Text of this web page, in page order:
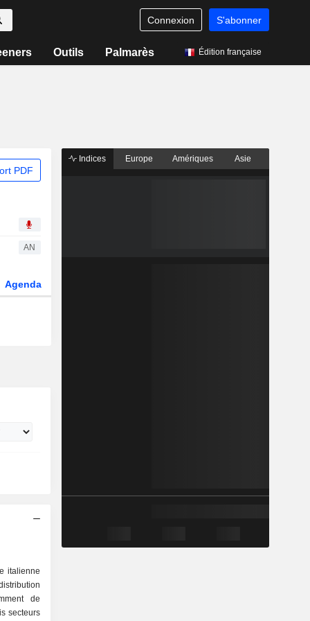
Connexion S'abonner
Outils Palmarès Édition française
PDF
AN
Agenda
italienne
de
secteurs
Indices Europe Amériques Asie